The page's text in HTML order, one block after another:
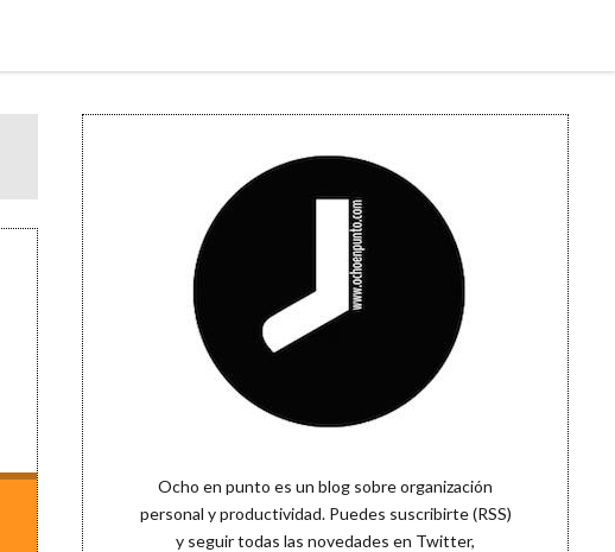
Sidebar
Ocho en punto es un blog sobre organización
personal y productividad. Puedes suscribirte (RSS)
y seguir todas las novedades en Twitter,